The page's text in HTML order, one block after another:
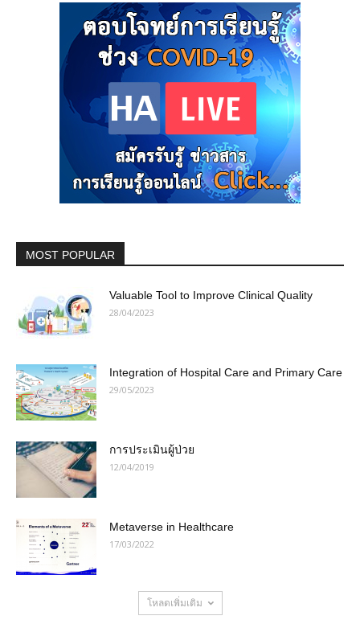
MOST POPULAR
Valuable Tool to Improve Clinical Quality
28/04/2023
Integration of Hospital Care and Primary Care
29/05/2023
การประเมินผู้ป่วย
12/04/2019
Metaverse in Healthcare
17/03/2022
โหลดเพิ่มเติม